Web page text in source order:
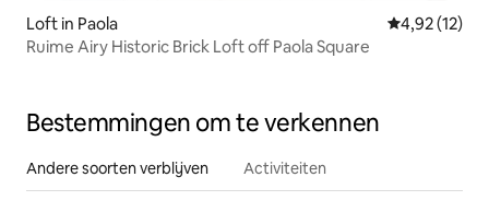
Loft in Paola Gemiddelde
4,92 (12)
Ruime Airy Historic Brick Loft off Paola Square
Bestemmingen om te verkennen
Andere soorten verblijven Activiteiten